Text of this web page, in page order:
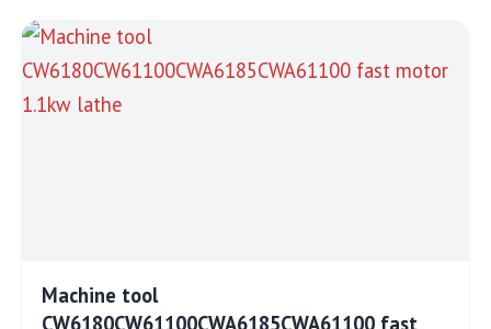
Machine tool
CW6180CW61100CWA6185CWA61100 fast